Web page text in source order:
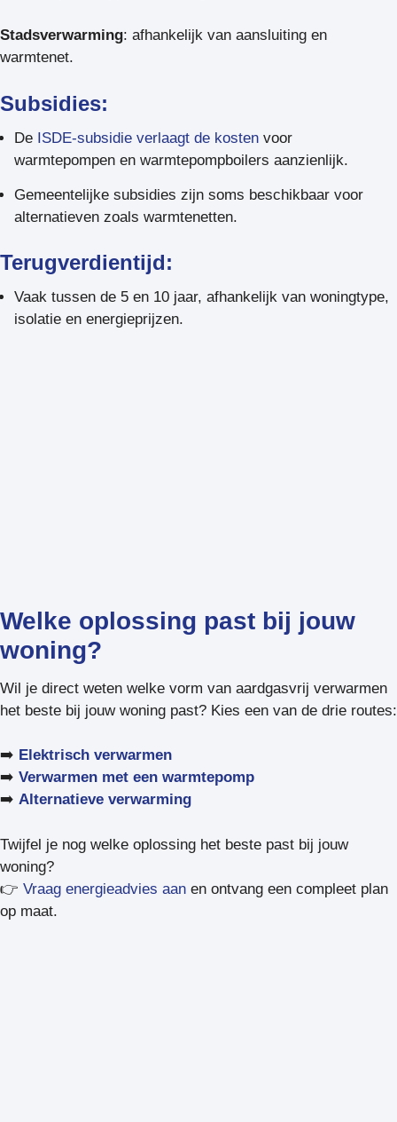
Stadsverwarming: afhankelijk van aansluiting en
warmtenet.
Subsidies:
De ISDE-subsidie verlaagt de kosten voor
warmtepompen en warmtepompboilers aanzienlijk.
Gemeentelijke subsidies zijn soms beschikbaar voor
alternatieven zoals warmtenetten.
Terugverdientijd:
Vaak tussen de 5 en 10 jaar, afhankelijk van woningtype,
isolatie en energieprijzen.
Welke oplossing past bij jouw
woning?
Wil je direct weten welke vorm van aardgasvrij verwarmen
het beste bij jouw woning past? Kies een van de drie routes:
➡️ Elektrisch verwarmen
➡️ Verwarmen met een warmtepomp
➡️ Alternatieve verwarming
Twijfel je nog welke oplossing het beste past bij jouw
woning?
👉 Vraag energieadvies aan en ontvang een compleet plan
op maat.